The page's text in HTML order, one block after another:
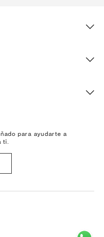
para ayudarte a
ti.